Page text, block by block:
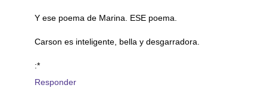
Y ese poema de Marina. ESE poema.
Carson es inteligente, bella y desgarradora.
:*
Responder